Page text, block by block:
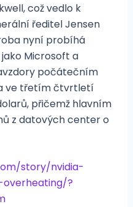
což vedlo k
ředitel Jensen
nyní probíhá
Microsoft a
počátečním
ve třetím čtvrtletí
přičemž hlavním
z datových center o
story/nvidia-
?